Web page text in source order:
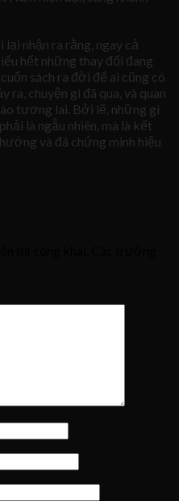
nhận ra rằng, ngay cả
hết những thay đổi đang
sách ra đời để ai cũng có
ra, chuyện gì đã qua, và quan
tương lai. Bởi lẽ, những gì
là ngẫu nhiên, mà là kết
và đã chứng minh hiệu